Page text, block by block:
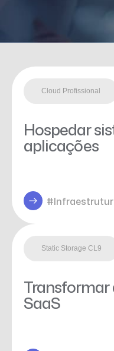
Cloud Profissional
Hospedar
aplicações
Static Storage CL9
SaaS